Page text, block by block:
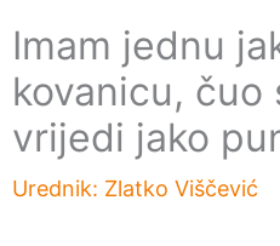
Imam jednu
kovanicu, čuo
vrijedi jako
Urednik: Zlatko Viščević